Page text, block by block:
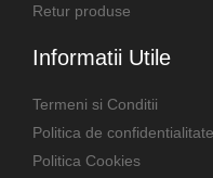
Retur produse
Informatii Utile
Termeni si Conditii
Politica de confidentialitate
Politica Cookies